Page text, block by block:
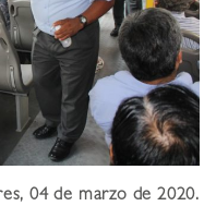
04 de marzo de 2020.